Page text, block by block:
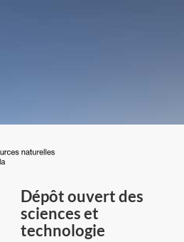
du
Canada
Dépôt ouvert des
sciences et
technologie